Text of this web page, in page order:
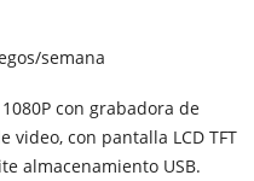
semana
con grabadora de
video, con pantalla LCD TFT
almacenamiento USB.